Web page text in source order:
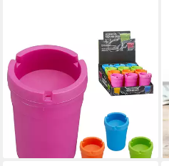
Aschenbecher
Reiseaschenbecher 12er Set
8x11x8cm Kunststoff bunt
Deckel abnehmbar
16,95 €
lieferbar - in 3-4 Werktagen bei dir